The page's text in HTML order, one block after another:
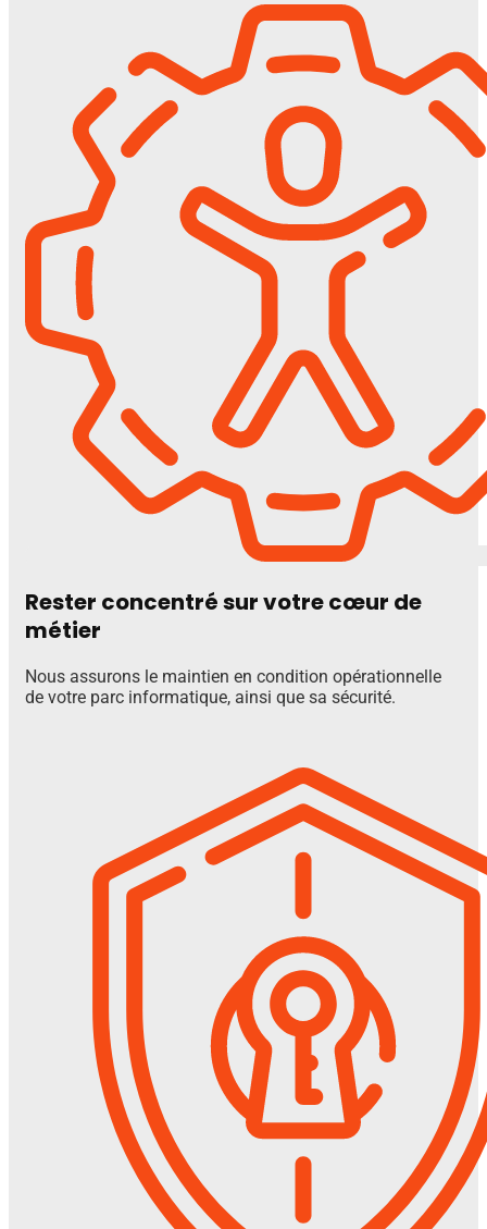
Rester concentré sur votre cœur de
métier
Nous assurons le maintien en condition opérationnelle
de votre parc informatique, ainsi que sa sécurité.